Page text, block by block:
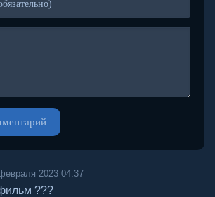
2023 04:37
???